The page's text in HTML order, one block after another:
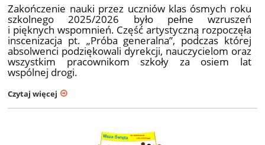
Zakończenie nauki przez uczniów klas ósmych roku
szkolnego 2025/2026 było pełne wzruszeń
i pięknych wspomnień. Część artystyczną rozpoczęła
inscenizacja pt. „Próba generalna”, podczas której
absolwenci podziękowali dyrekcji, nauczycielom oraz
wszystkim pracownikom szkoły za osiem lat
wspólnej drogi.
Czytaj więcej